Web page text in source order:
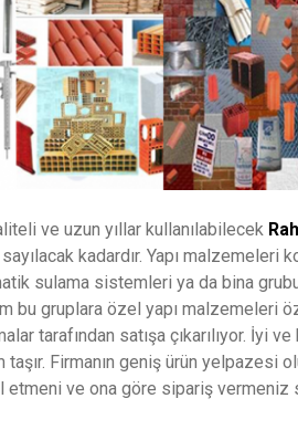
ve uzun yıllar kullanılabilecek
kadardır. Yapı malzemeleri
sulama sistemleri ya da bina
bu gruplara özel yapı
tarafından satışa çıkarılıyor. İyi
Firmanın geniş ürün yelpazesi
etmeni ve ona göre sipariş vermeniz